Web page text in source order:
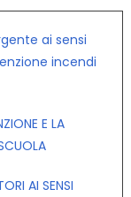
ai sensi
incendi
E LA
AI SENSI